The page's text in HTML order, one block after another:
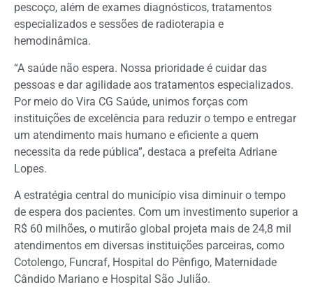
pescoço, além de exames diagnósticos, tratamentos
especializados e sessões de radioterapia e
hemodinâmica.
“A saúde não espera. Nossa prioridade é cuidar das
pessoas e dar agilidade aos tratamentos especializados.
Por meio do Vira CG Saúde, unimos forças com
instituições de excelência para reduzir o tempo e entregar
um atendimento mais humano e eficiente a quem
necessita da rede pública”, destaca a prefeita Adriane
Lopes.
A estratégia central do município visa diminuir o tempo
de espera dos pacientes. Com um investimento superior a
R$ 60 milhões, o mutirão global projeta mais de 24,8 mil
atendimentos em diversas instituições parceiras, como
Cotolengo, Funcraf, Hospital do Pênfigo, Maternidade
Cândido Mariano e Hospital São Julião.